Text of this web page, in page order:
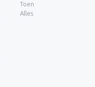
Toen
Alles